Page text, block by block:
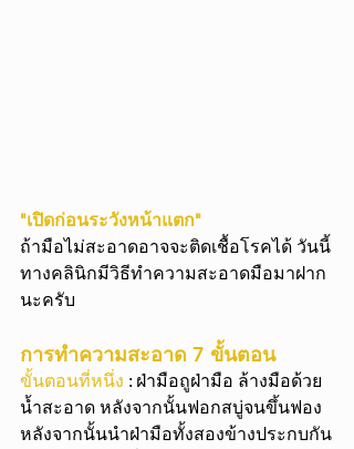
"เปิดก่อนระวังหน้าแตก"
ถ้ามือไม่สะอาดอาจจะติดเชื้อโรคได้ วันนี้
ทางคลินิกมีวิธีทำความสะอาดมือมาฝาก
นะครับ
การทำความสะอาด 7 ขั้นตอน
ขั้นตอนที่หนึ่ง : ฝ่ามือถูฝ่ามือ ล้างมือด้วย
น้ำสะอาด หลังจากนั้นฟอกสบู่จนขึ้นฟอง
หลังจากนั้นนำฝ่ามือทั้งสองข้างประกบกัน